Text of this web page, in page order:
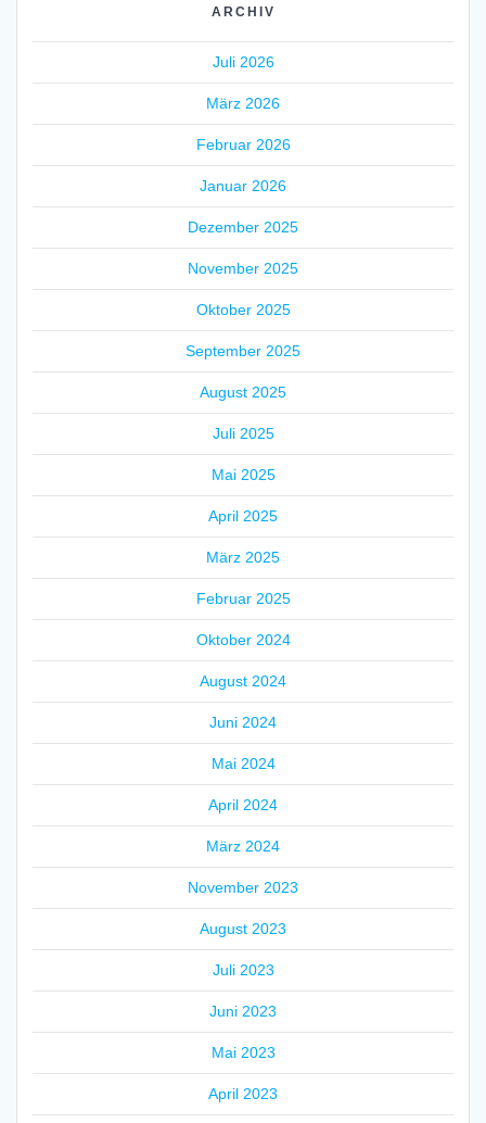
ARCHIV
Juli 2026
März 2026
Februar 2026
Januar 2026
Dezember 2025
November 2025
Oktober 2025
September 2025
August 2025
Juli 2025
Mai 2025
April 2025
März 2025
Februar 2025
Oktober 2024
August 2024
Juni 2024
Mai 2024
April 2024
März 2024
November 2023
August 2023
Juli 2023
Juni 2023
Mai 2023
April 2023